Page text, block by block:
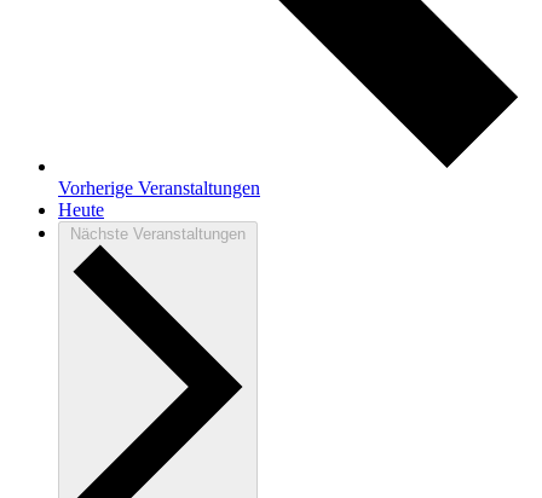
Vorherige Veranstaltungen
Heute
Nächste Veranstaltungen